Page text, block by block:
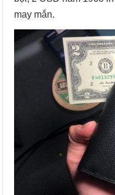
may mắn.